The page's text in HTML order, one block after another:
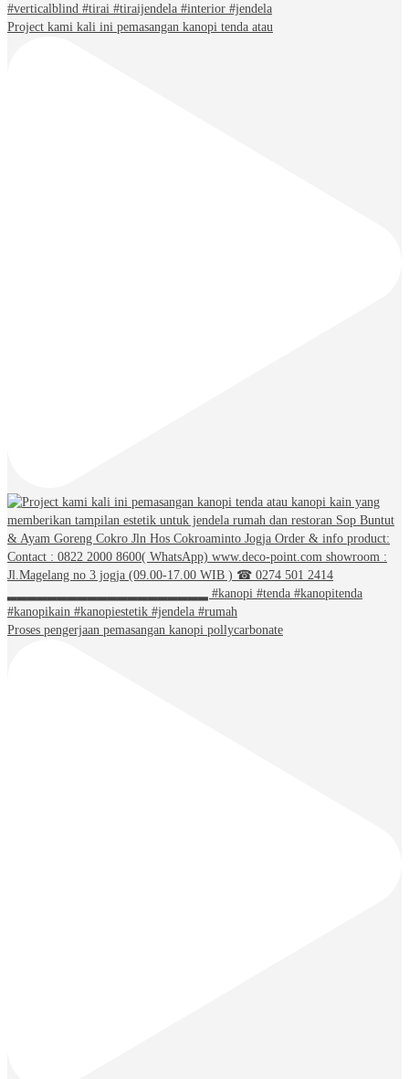
Project kami kali ini pemasangan kanopi tenda atau
Proses pengerjaan pemasangan kanopi pollycarbonate